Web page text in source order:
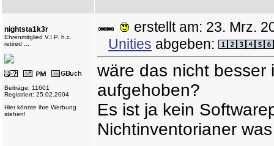
nightsta1k3r
Ehrenmitglied V.I.P. h.c.
retired ...
Beiträge: 11601
Registriert: 25.02.2004
Hier könnte ihre Werbung
stehen!
erstellt am: 23. Mrz.
Unities abgeben:
wäre das nicht
aufgehoben?
Es ist ja kein
Nichtinventorianer